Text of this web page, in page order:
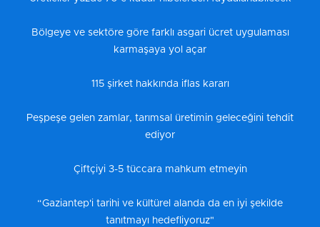
Bölgeye ve sektöre göre farklı asgari ücret uygulaması
karmaşaya yol açar
115 şirket hakkında iflas kararı
Peşpeşe gelen zamlar, tarımsal üretimin geleceğini tehdit
ediyor
Çiftçiyi 3-5 tüccara mahkum etmeyin
“Gaziantep'i tarihi ve kültürel alanda da en iyi şekilde
tanıtmayı hedefliyoruz"